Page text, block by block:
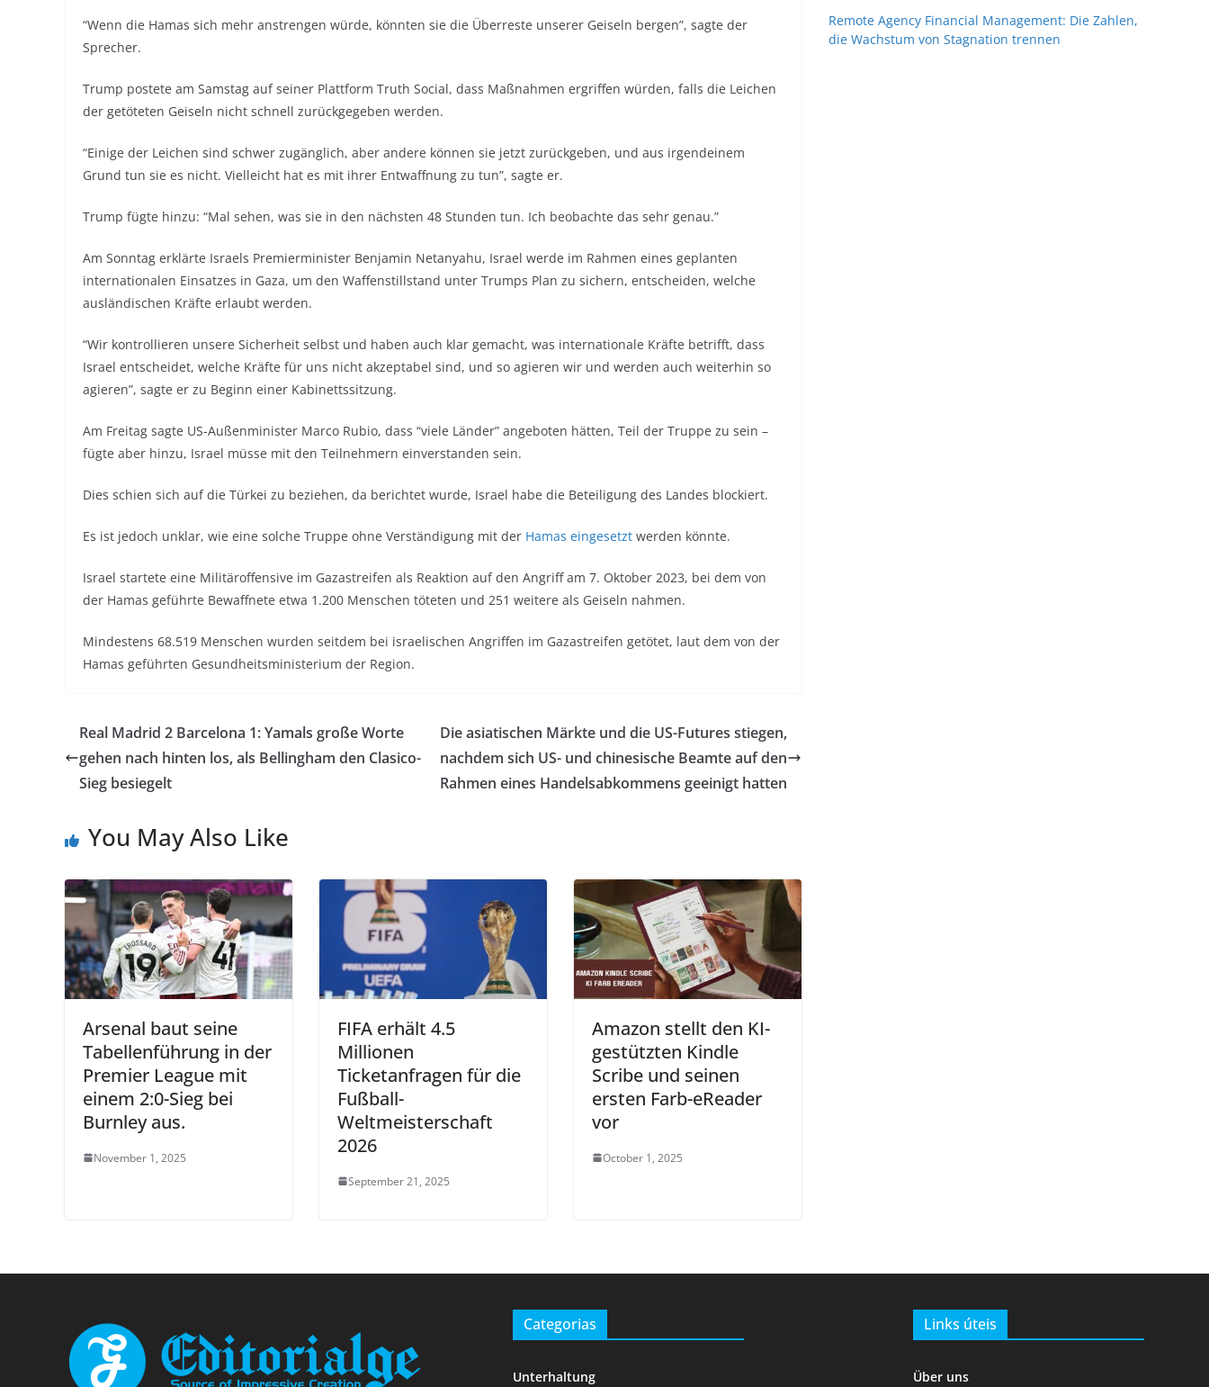
“Wenn die Hamas sich mehr anstrengen würde, könnten sie die Überreste unserer Geiseln bergen”, sagte der
Sprecher.
Trump postete am Samstag auf seiner Plattform Truth Social, dass Maßnahmen ergriffen würden, falls die Leichen
der getöteten Geiseln nicht schnell zurückgegeben werden.
“Einige der Leichen sind schwer zugänglich, aber andere können sie jetzt zurückgeben, und aus irgendeinem
Grund tun sie es nicht. Vielleicht hat es mit ihrer Entwaffnung zu tun”, sagte er.
Trump fügte hinzu: “Mal sehen, was sie in den nächsten 48 Stunden tun. Ich beobachte das sehr genau.”
Am Sonntag erklärte Israels Premierminister Benjamin Netanyahu, Israel werde im Rahmen eines geplanten
internationalen Einsatzes in Gaza, um den Waffenstillstand unter Trumps Plan zu sichern, entscheiden, welche
ausländischen Kräfte erlaubt werden.
“Wir kontrollieren unsere Sicherheit selbst und haben auch klar gemacht, was internationale Kräfte betrifft, dass
Israel entscheidet, welche Kräfte für uns nicht akzeptabel sind, und so agieren wir und werden auch weiterhin so
agieren”, sagte er zu Beginn einer Kabinettssitzung.
Am Freitag sagte US-Außenminister Marco Rubio, dass “viele Länder” angeboten hätten, Teil der Truppe zu sein –
fügte aber hinzu, Israel müsse mit den Teilnehmern einverstanden sein.
Dies schien sich auf die Türkei zu beziehen, da berichtet wurde, Israel habe die Beteiligung des Landes blockiert.
Es ist jedoch unklar, wie eine solche Truppe ohne Verständigung mit der Hamas eingesetzt werden könnte.
Israel startete eine Militäroffensive im Gazastreifen als Reaktion auf den Angriff am 7. Oktober 2023, bei dem von
der Hamas geführte Bewaffnete etwa 1.200 Menschen töteten und 251 weitere als Geiseln nahmen.
Mindestens 68.519 Menschen wurden seitdem bei israelischen Angriffen im Gazastreifen getötet, laut dem von der
Hamas geführten Gesundheitsministerium der Region.
Real Madrid 2 Barcelona 1: Yamals große Worte
gehen nach hinten los, als Bellingham den Clasico-
Sieg besiegelt
Die asiatischen Märkte und die US-Futures stiegen,
nachdem sich US- und chinesische Beamte auf den
Rahmen eines Handelsabkommens geeinigt hatten
You May Also Like
Arsenal baut seine
Tabellenführung in der
Premier League mit
einem 2:0-Sieg bei
Burnley aus.
November 1, 2025
FIFA erhält 4.5
Millionen
Ticketanfragen für die
Fußball-
Weltmeisterschaft
2026
September 21, 2025
Amazon stellt den KI-
gestützten Kindle
Scribe und seinen
ersten Farb-eReader
vor
October 1, 2025
Remote Agency Financial Management: Die Zahlen,
die Wachstum von Stagnation trennen
Categorias
Unterhaltung
Links úteis
Über uns